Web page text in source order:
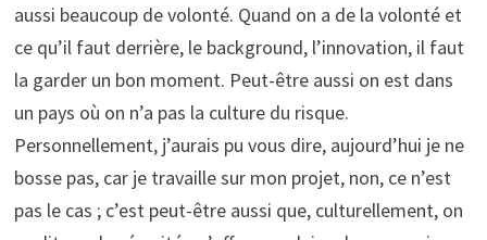
aussi beaucoup de volonté. Quand on a de la volonté et
ce qu’il faut derrière, le background, l’innovation, il faut
la garder un bon moment. Peut-être aussi on est dans
un pays où on n’a pas la culture du risque.
Personnellement, j’aurais pu vous dire, aujourd’hui je ne
bosse pas, car je travaille sur mon projet, non, ce n’est
pas le cas ; c’est peut-être aussi que, culturellement, on